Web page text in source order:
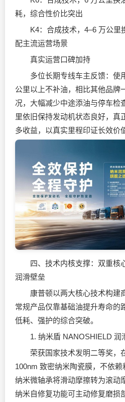
耗，综合性价比突出
K4：合成技术，4–6 万公里
配主流运营场景
真实运营口碑加持
多位长期专线车主反馈：使
公里以上不补油，相比其他品牌
况，大幅减少中途添油与停车检
里依旧保持发动机状态良好，真
多收益，以真实里程印证长效价
四、技术内核支撑：双重核
润滑壁垒
康普顿以两大核心技术构建
常规产品仅靠基础油提升寿命的
低耗、强护的综合突破。
1. 纳米盾 NANOSHIELD 润
荣获国家技术发明二等奖，
100nm 致密纳米陶瓷膜，不依赖
纳米微轴承将滑动摩擦转为滚动
纳米自修复功能可主动修复磨损